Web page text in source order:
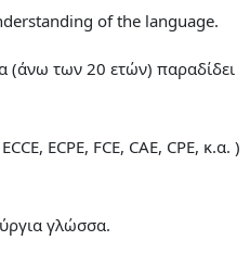
of the language.
(άνω των 20 ετών) παραδίδει
ECPE, FCE, CAE, CPE, κ.α. )
γλώσσα.